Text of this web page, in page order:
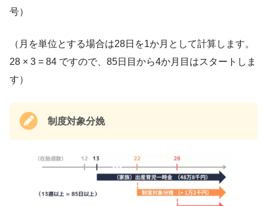
号）
（月を単位とする場合は28日を1か月として計算します。
28 × 3 = 84 ですので、85日目から4か月目はスタートしま
す）
制度対象分娩